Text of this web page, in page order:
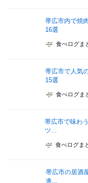
帯広市内で焼
16選
食べログま
帯広市で人気
15選
食べログま
帯広市で味わ
ツ...
食べログま
帯広市の居酒
進...